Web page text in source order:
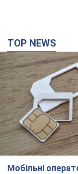
TOP NEWS
Мобільні